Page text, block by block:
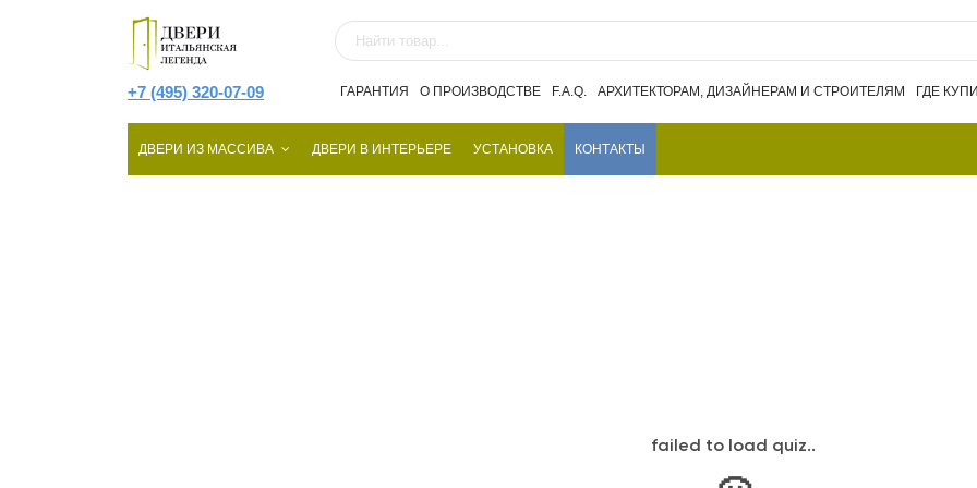
+7 (495) 320-07-09 ГАРАНТИЯ О ПРОИЗВОДСТВЕ F.A.Q. АРХИТЕКТОРАМ, ДИЗАЙНЕРАМ И СТРОИТЕЛЯМ ГДЕ
ДВЕРИ ИЗ МАССИВА ДВЕРИ В ИНТЕРЬЕРЕ УСТАНОВКА КОНТАКТЫ